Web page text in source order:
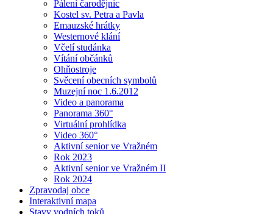
Pálení čarodějnic
Kostel sv. Petra a Pavla
Emauzské hrátky
Westernové klání
Včelí studánka
Vítání občánků
Ohňostroje
Svěcení obecních symbolů
Muzejní noc 1.6.2012
Video a panorama
Panorama 360°
Virtuální prohlídka
Video 360°
Aktivní senior ve Vražném
Rok 2023
Aktivní senior ve Vražném II
Rok 2024
Zpravodaj obce
Interaktivní mapa